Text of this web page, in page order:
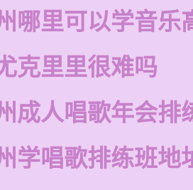
哪里可以学音乐
克里里很难吗
成人唱歌年会排
学唱歌排练班地